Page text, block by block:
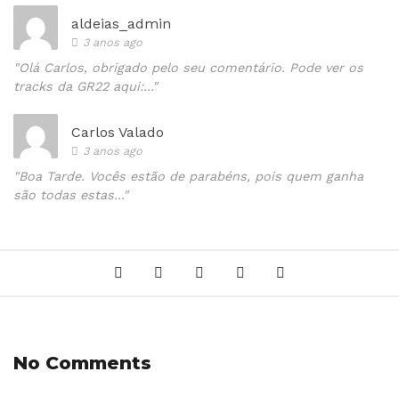
aldeias_admin
3 anos ago
"Olá Carlos, obrigado pelo seu comentário. Pode ver os
tracks da GR22 aqui:..."
Carlos Valado
3 anos ago
"Boa Tarde. Vocês estão de parabéns, pois quem ganha
são todas estas..."
No Comments